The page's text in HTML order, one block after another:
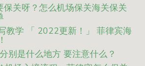
保关呀？怎么机场保关海关保关
教学 「 2022更新！」 菲律宾海
别是什么地方 要注意什么？